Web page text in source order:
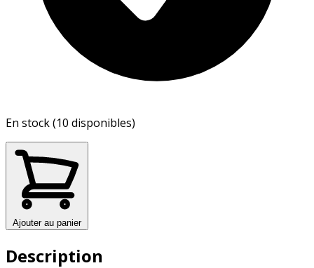
En stock (10 disponibles)
Ajouter au panier
Description